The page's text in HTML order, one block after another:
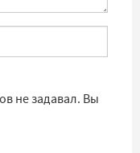
не задавал. Вы